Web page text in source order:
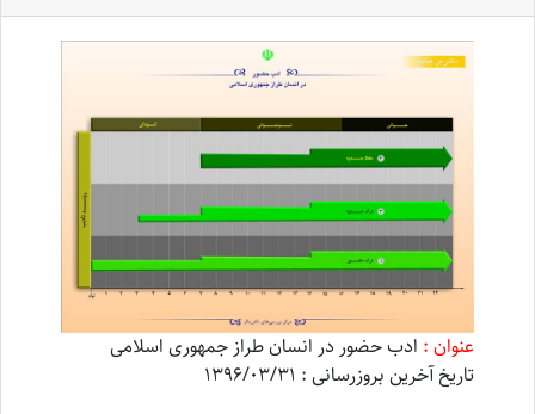
عنوان : ادب حضور در انسان طراز جمهوری اسلامی
تاریخ آخرین بروزرسانی : 1396/03/31